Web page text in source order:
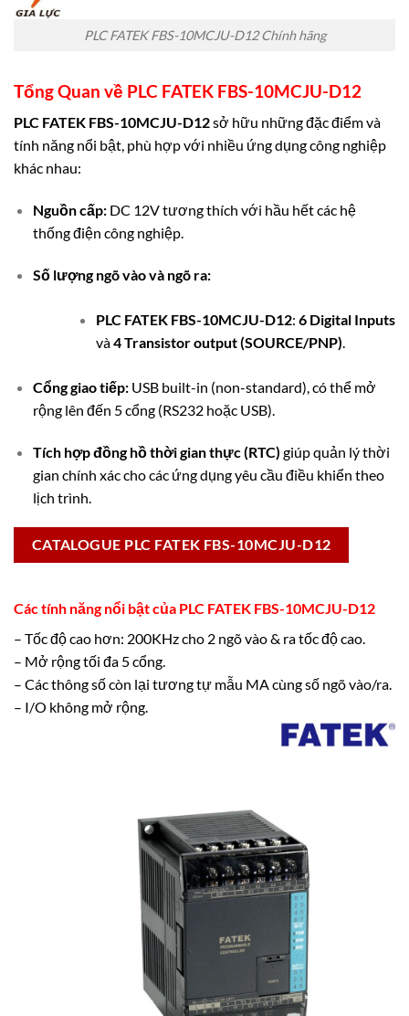
PLC FATEK FBS-10MCJU-D12 Chính hãng
Tổng Quan về PLC FATEK FBS-10MCJU-D12
PLC FATEK FBS-10MCJU-D12sở hữu những đặc điểm và
tính năng nổi bật, phù hợp với nhiều ứng dụng công nghiệp
khác nhau:
Nguồn cấp:DC 12V tương thích với hầu hết các hệ
thống điện công nghiệp.
Số lượng ngõ vào và ngõ ra:
PLC FATEK FBS-10MCJU-D12: 6 Digital Inputs
và4 Transistor output (SOURCE/PNP)
Cổng giao tiếp:USB built-in (non-standard), có thể mở
rộng lên đến 5 cổng (RS232 hoặc USB).
Tích hợp đồng hồ thời gian thực (RTC) giúp quản lý thời
gian chính xác cho các ứng dụng yêu cầu điều khiển theo
lịch trình.
CATALOGUE PLC FATEK FBS-10MCJU-D12
Các tính năng nổi bật của PLC FATEK FBS-10MCJU-D12
– Tốc độ cao hơn: 200KHz cho 2 ngõ vào & ra tốc độ cao.
– Mở rộng tối đa 5 cổng.
– Các thông số còn lại tương tự mẫu MA cùng số ngõ vào/ra.
– I/O không mở rộng.